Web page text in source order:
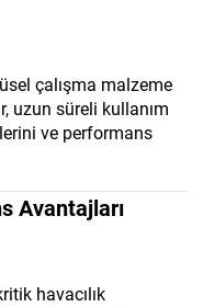
çalışma malzeme
uzun süreli kullanım
ve performans
Avantajları
havacılık